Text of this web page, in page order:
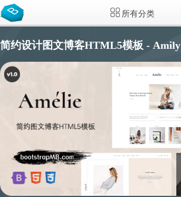
所有分类
简约设计图文博客HTML5模板 - Amily